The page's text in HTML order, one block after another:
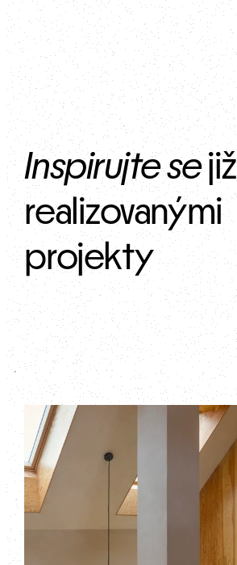
Inspirujte se již
realizovanými
projekty